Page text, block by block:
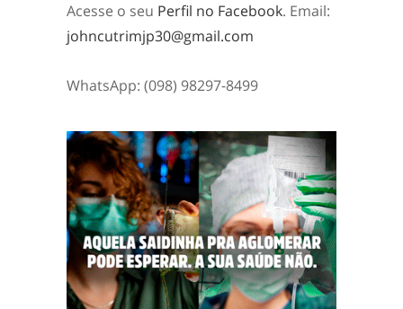
Acesse o seu Perfil no Facebook. Email:
johncutrimjp30@gmail.com
WhatsApp: (098) 98297-8499